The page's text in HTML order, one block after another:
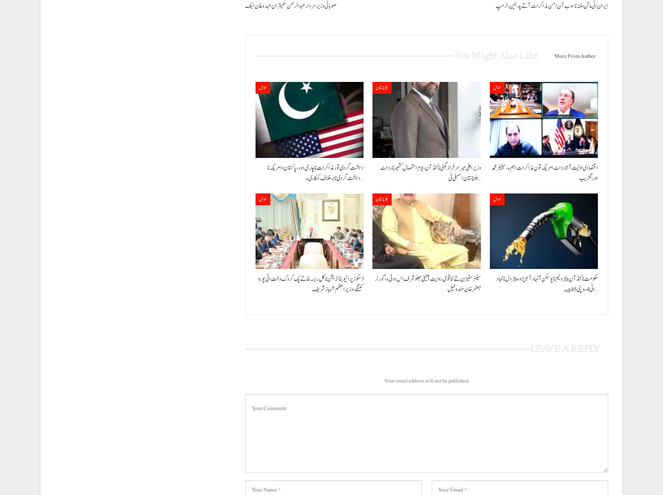
صوبائی وزیر سردار عبدالرحمن کھیتران عہدہ غان اینک ایران اٹی ماتن ہفتہ نا سوب آن امن مذاکرات آتے پد بٹین، ٹرمپ
More From Author
حوال
دہشت گردی تور مذاکرات نا چارمی دور،پاکستان و امریکہ نا
دہشت گردی نا برخلاف کمکاری ءِ…
بلوچستان
وزیراعلیٰ میر سرفراز بگٹی نا کنڈ آن،یومِ استحصالِ کشمیر نا رد اٹ
بلوچستان اسمبلی ٹی…
حوال
اقتصادی اولیت آتا رد اٹ امریکہ تون مذاکرات اہم ءِ،سینیٹر محمد
اورنگزیب
حوال
ڈسکوز پرائیویٹائزیشن نا کل ریسہ غاتے پک کروک وخت اٹی پورو
کننگے ،وزیراعظم شہباز شریف
بلوچستان
سینئر سٹیزن تے ننا قومی روایت آتیٹی بھلو شرف اس دوئی ءِ،گورنر
جعفرخان مندوخیل
حوال
حکومت نا کنڈ آن پیٹرولیم نا پوسکن آ نہاد آتا پڑو،پیٹرول نا نہاد
اٹی 4 روپئی 45 پیسہ…
Your email address will not be published.